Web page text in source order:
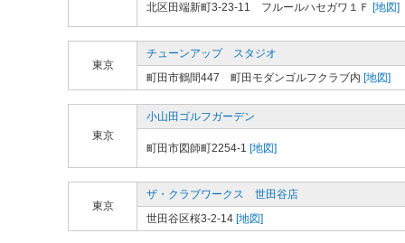
北区田端新町3-23-11 フルールハセガワ１Ｆ [地図]
東京
チューンアップ スタジオ
町田市鶴間447 町田モダンゴルフクラブ内 [地図]
東京
小山田ゴルフガーデン
町田市図師町2254-1 [地図]
東京
ザ・クラブワークス 世田谷店
世田谷区桜3-2-14 [地図]